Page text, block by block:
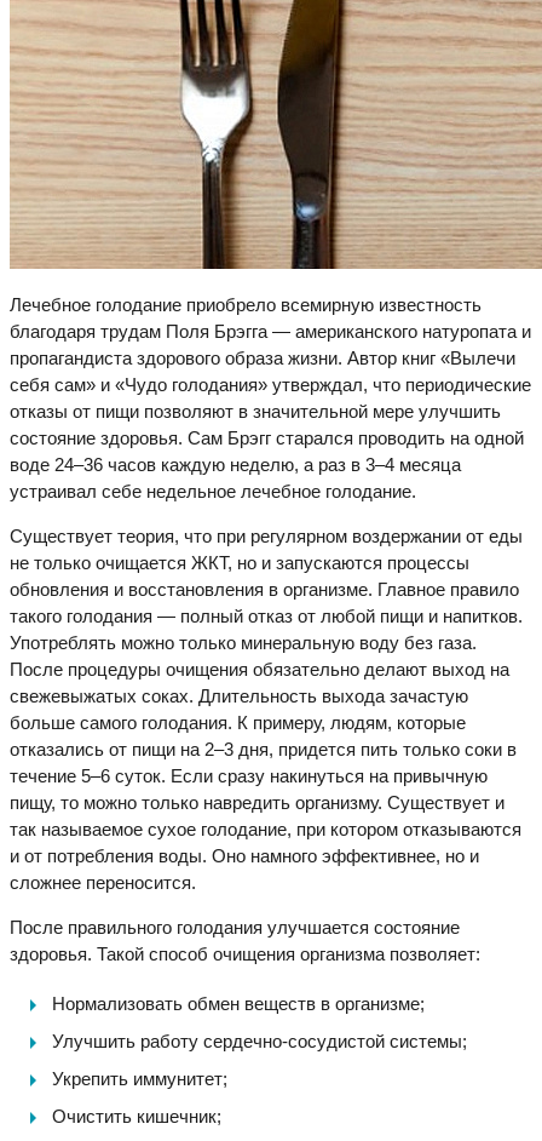
Лечебное голодание приобрело всемирную известность
благодаря трудам Поля Брэгга — американского натуропата и
пропагандиста здорового образа жизни. Автор книг «Вылечи
себя сам» и «Чудо голодания» утверждал, что периодические
отказы от пищи позволяют в значительной мере улучшить
состояние здоровья. Сам Брэгг старался проводить на одной
воде 24–36 часов каждую неделю, а раз в 3–4 месяца
устраивал себе недельное лечебное голодание.
Существует теория, что при регулярном воздержании от еды
не только очищается ЖКТ, но и запускаются процессы
обновления и восстановления в организме. Главное правило
такого голодания — полный отказ от любой пищи и напитков.
Употреблять можно только минеральную воду без газа.
После процедуры очищения обязательно делают выход на
свежевыжатых соках. Длительность выхода зачастую
больше самого голодания. К примеру, людям, которые
отказались от пищи на 2–3 дня, придется пить только соки в
течение 5–6 суток. Если сразу накинуться на привычную
пищу, то можно только навредить организму. Существует и
так называемое сухое голодание, при котором отказываются
и от потребления воды. Оно намного эффективнее, но и
сложнее переносится.
После правильного голодания улучшается состояние
здоровья. Такой способ очищения организма позволяет:
Нормализовать обмен веществ в организме;
Улучшить работу сердечно-сосудистой системы;
Укрепить иммунитет;
Очистить кишечник;